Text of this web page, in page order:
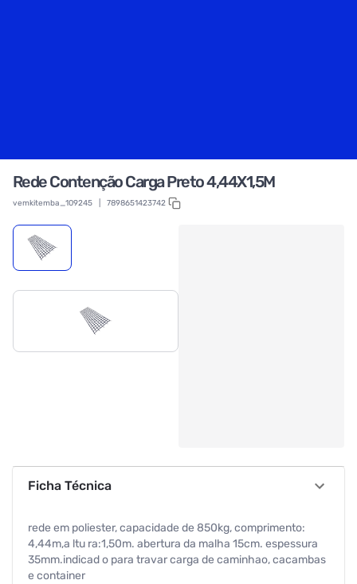
Rede Contenção Carga Preto 4,44X1,5M
vemkitemba_109245 7898651423742
Ficha Técnica
rede em poliester, capacidade de 850kg, comprimento:
4,44m,a ltu ra:1,50m. abertura da malha 15cm. espessura
35mm.indicad o para travar carga de caminhao, cacambas
e container